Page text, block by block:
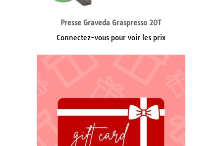
Presse Graveda Graspresso 20T
Connectez-vous pour voir les prix